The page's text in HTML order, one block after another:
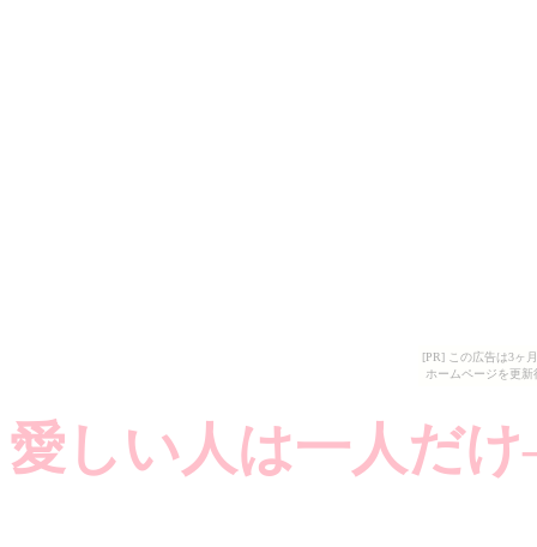
[PR] この広告は3ヶ
ホームページを更
愛しい人は一人だ